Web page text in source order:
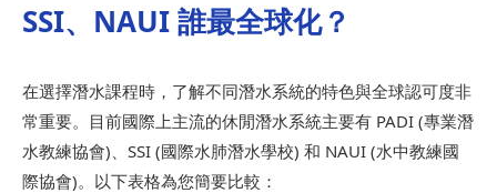
SSI、NAUI 誰最全球化？
在選擇潛水課程時，了解不同潛水系統的特色與全球認可度非
常重要。目前國際上主流的休閒潛水系統主要有 PADI (專業潛
水教練協會)、SSI (國際水肺潛水學校) 和 NAUI (水中教練國
際協會)。以下表格為您簡要比較：